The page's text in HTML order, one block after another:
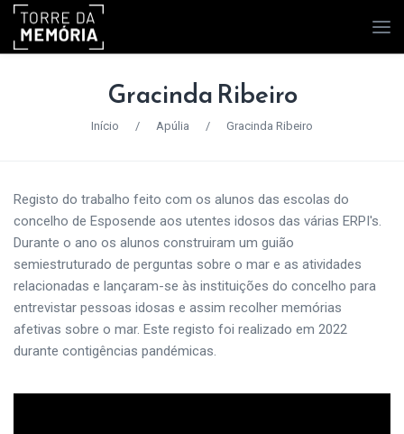
Gracinda Ribeiro
Início / Apúlia / Gracinda Ribeiro
Registo do trabalho feito com os alunos das escolas do
concelho de Esposende aos utentes idosos das várias ERPI's.
Durante o ano os alunos construiram um guião
semiestruturado de perguntas sobre o mar e as atividades
relacionadas e lançaram-se às instituições do concelho para
entrevistar pessoas idosas e assim recolher memórias
afetivas sobre o mar. Este registo foi realizado em 2022
durante contigências pandémicas.